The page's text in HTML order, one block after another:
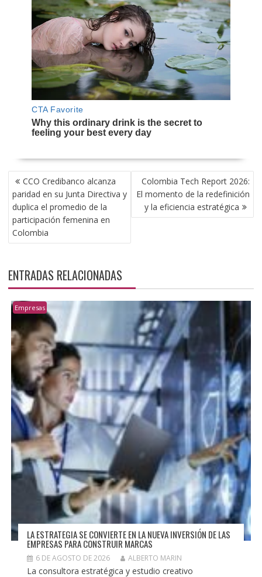
NAVEGACIÓN
DE
ENTRADAS
CCO Credibanco alcanza
paridad en su Junta Directiva y
duplica el promedio de la
participación femenina en
Colombia
Colombia Tech Report 2026:
El momento de la redefinición
y la eficiencia estratégica
ENTRADAS RELACIONADAS
Empresas
LA ESTRATEGIA SE CONVIERTE EN LA NUEVA INVERSIÓN DE LAS
EMPRESAS PARA CONSTRUIR MARCAS
6 DE AGOSTO DE 2026 ALBERTO MARIN
La consultora estratégica y estudio creativo